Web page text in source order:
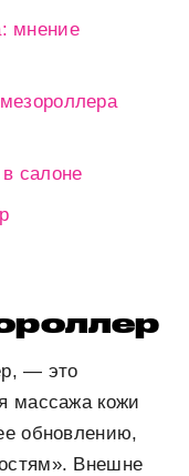
мнение
салоне
— это
массажа кожи
обновлению,
Внешне